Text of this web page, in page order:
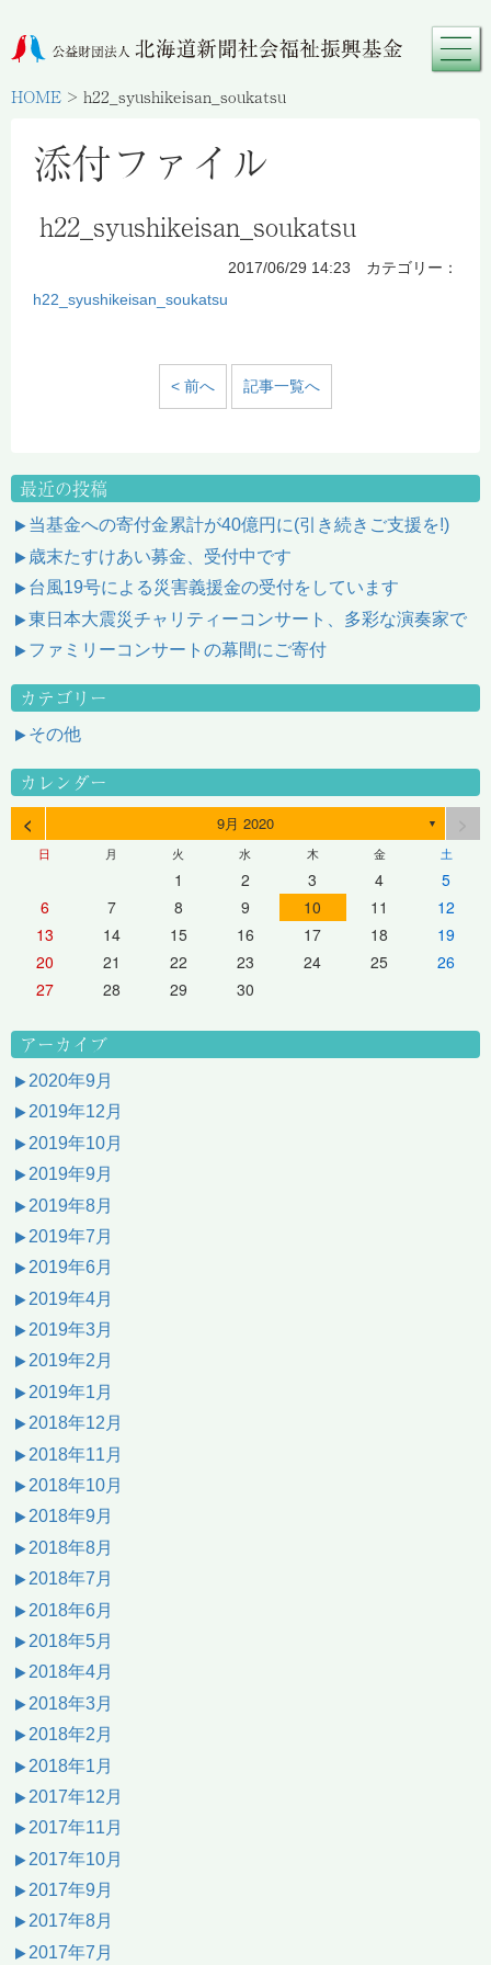
HOME > h22_syushikeisan_soukatsu
添付ファイル
h22_syushikeisan_soukatsu
2017/06/29 14:23 カテゴリー：
h22_syushikeisan_soukatsu
< 前へ 記事一覧へ
最近の投稿
当基金への寄付金累計が40億円に(引き続きご支援を!)
歳末たすけあい募金、受付中です
台風19号による災害義援金の受付をしています
東日本大震災チャリティーコンサート、多彩な演奏家で
ファミリーコンサートの幕間にご寄付
カテゴリー
その他
カレンダー
< 9月 2020 ▼
日 月 火 水 木 金 土
1 2 3 4
5
6
7 8 9 10 11
12
13
14 15 16 17 18
19
20
21 22 23 24 25
26
27
28 29 30
アーカイブ
2020年9月
2019年12月
2019年10月
2019年9月
2019年8月
2019年7月
2019年6月
2019年4月
2019年3月
2019年2月
2019年1月
2018年12月
2018年11月
2018年10月
2018年9月
2018年8月
2018年7月
2018年6月
2018年5月
2018年4月
2018年3月
2018年2月
2018年1月
2017年12月
2017年11月
2017年10月
2017年9月
2017年8月
2017年7月